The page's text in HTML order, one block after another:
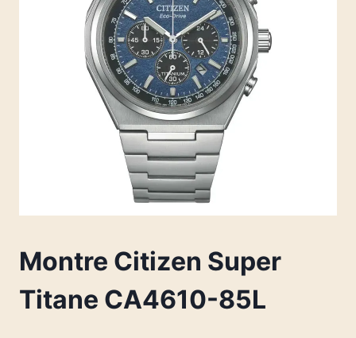
Montre Citizen Super
Titane CA4610-85L